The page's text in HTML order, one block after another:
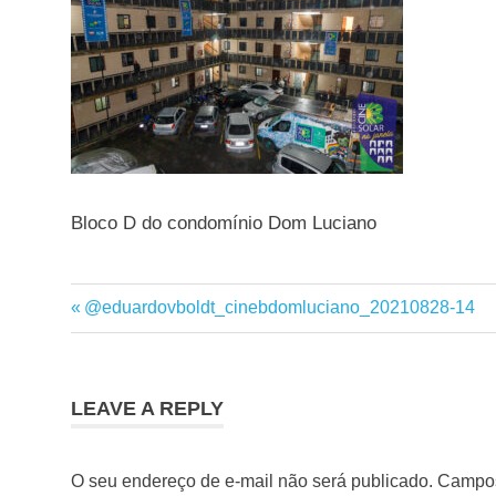
Bloco D do condomínio Dom Luciano
Navegação
Post
Previous
Post:
@eduardovboldt_cinebdomluciano_20210828-14
LEAVE A REPLY
O seu endereço de e-mail não será publicado.